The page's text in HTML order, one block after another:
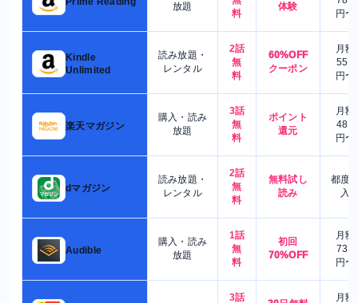
放題
料
体験
円〜
Kindle
Unlimited
読み放題・
レンタル
2話
無
料
60%OFF
クーポン
月額
550
円〜
楽天マガジン
購入・読み
放題
3話
無
料
ポイント
還元
月額
480
円〜
dマガジン
読み放題・
レンタル
2話
無
料
無料試し
読み
都度
入
Audible
購入・読み
放題
1話
無
料
初回
70%OFF
月額
730
円〜
3話
月額